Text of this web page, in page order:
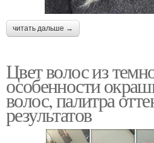
читать дальше →
Цвет волос из
особенности
волос, палитра
результатов